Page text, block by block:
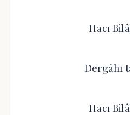
Hacı
Dergâhı
Hacı